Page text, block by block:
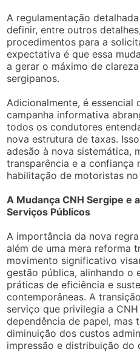
A regulamentação
definir, entre outros
procedimentos para a
expectativa é que essa
a gerar o máximo de
sergipanos.
Adicionalmente, é essencial
campanha informativa
todos os condutores
nova estrutura de taxas.
adesão à nova sistemática,
transparência e a confiança
habilitação de motoristas
A Mudança CNH Sergipe e
Serviços Públicos
A importância da nova
além de uma mera reforma
movimento significativo
gestão pública, alinhando o
práticas de eficiência e
contemporâneas. A
serviço que privilegia a
dependência de papel, mas
diminuição dos custos
impressão e distribuição do